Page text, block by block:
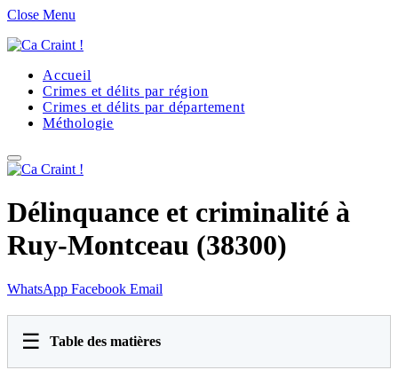
Close Menu
Accueil
Crimes et délits par région
Crimes et délits par département
Méthologie
Délinquance et criminalité à
Ruy-Montceau (38300)
WhatsApp Facebook Email
☰ Table des matières